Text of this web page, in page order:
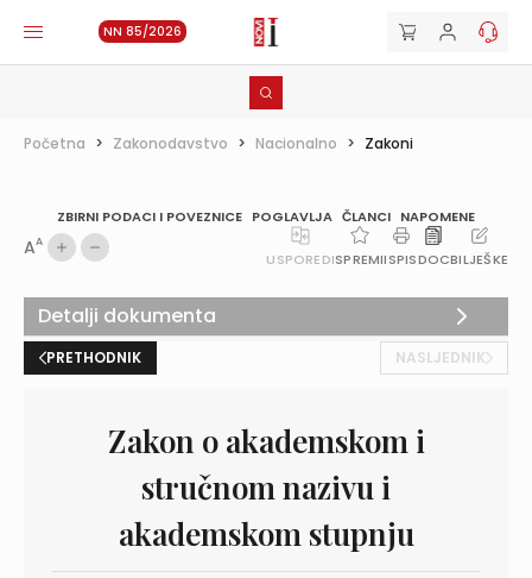
NN 85/2026
Početna > Zakonodavstvo > Nacionalno > Zakoni
ZBIRNI PODACI I POVEZNICE POGLAVLJA ČLANCI NAPOMENE
AA
USPOREDISPREMIISPISDOCBILJEŠKE
PRETHODNIK NASLJEDNIK
Zakon o akademskom i
stručnom nazivu i
akademskom stupnju
Detalji dokumenta